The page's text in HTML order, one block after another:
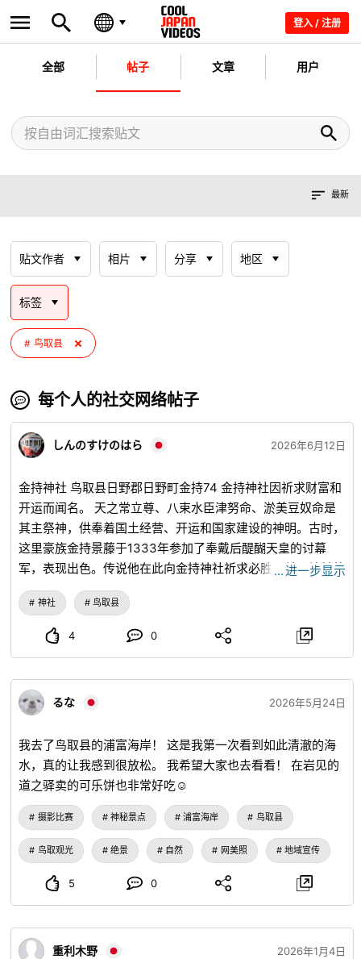
登入 / 注册
全部 帖子 文章 用户
最新
贴文作者 相片 分享 地区
标签
鸟取县
每个人的社交网络帖子
しんのすけのはら 2026年6月12日
金持神社 鸟取县日野郡日野町金持74 金持神社因祈求财富和
开运而闻名。 天之常立尊、八束水臣津努命、淤美豆奴命是
其主祭神，供奉着国土经营、开运和国家建设的神明。古时，
这里豪族金持景藤于1333年参加了奉戴后醍醐天皇的讨幕
军，表现出色。传说他在此向金持神社祈求必胜，并以神前的
帷帐作为军旗。
…进一步显示
神社 鸟取县
4 0
るな 2026年5月24日
我去了鸟取县的浦富海岸！ 这是我第一次看到如此清澈的海
水，真的让我感到很放松。 我希望大家也去看看！ 在岩见的
道之驿卖的可乐饼也非常好吃☺️
摄影比赛 神秘景点 浦富海岸 鸟取县
鸟取观光 绝景 自然 网美照 地域宣传
5 0
重利木野 2026年1月4日